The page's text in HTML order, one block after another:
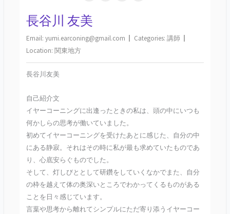
長谷川 友美
Email: yumi.earconing@gmail.com Categories: 講師
Location: 関東地方
長谷川友美
自己紹介文
イヤーコーニングに出逢ったときの私は、頭の中にいつも
何かしらの思考が働いていました。
初めてイヤーコーニングを受けたあとに感じた、自分の中
にある静寂。それはその時に私が最も求めていたものであ
り、心底安らぐものでした。
そして、灯しびととして研鑽をしていくなかでまた、自分
の枠を越えて体の奥深いところでわかってくるものがある
ことを日々感じています。
言葉や思考から離れてシンプルにただ寄り添うイヤーコー